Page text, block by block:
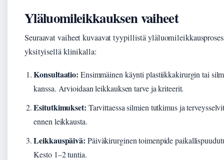
Yläluomileikkauksen vaiheet
Seuraavat vaiheet kuvaavat tyypillistä
yksityisellä klinikalla:
Konsultaatio: Ensimmäinen käynti plastiikkakirurgin tai
kanssa. Arvioidaan leikkauksen tarve ja kriteerit.
Esitutkimukset: Tarvittaessa silmien tutkimus ja
ennen leikkausta.
Leikkauspäivä: Päiväkirurginen toimenpide
Kesto 1–2 tuntia.